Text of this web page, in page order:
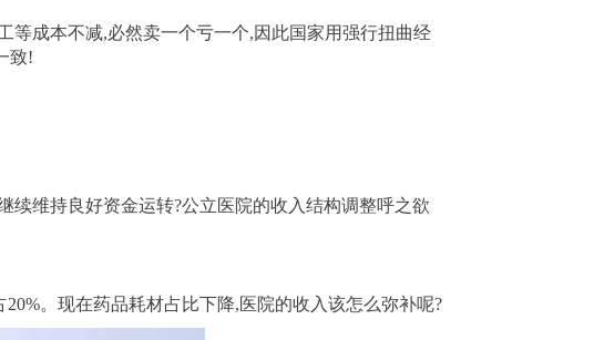
等成本不减,必然卖一个亏一个,因此国家用强行扭曲经
致!
续维持良好资金运转?公立医院的收入结构调整呼之欲
。现在药品耗材占比下降,医院的收入该怎么弥补呢?